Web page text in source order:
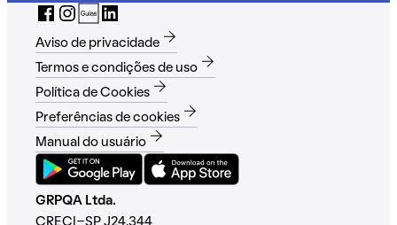
Aviso de privacidade
Termos e condições de uso
Política de Cookies
Preferências de cookies
Manual do usuário
GRPQA Ltda.